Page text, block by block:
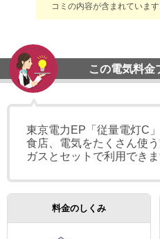
コミの内容が含まれています
この電気料金
東京電力EP「従量電灯C
食店、電気をたくさん使
ガスとセットで利用できま
料金のしくみ